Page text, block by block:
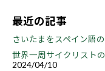
最近の記事
さいたまをスペイン語
世界一周サイクリスト
2024/04/10